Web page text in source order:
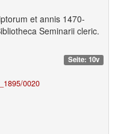
et annis 1470-
Seminarii cleric.
Seite: 10v
0020